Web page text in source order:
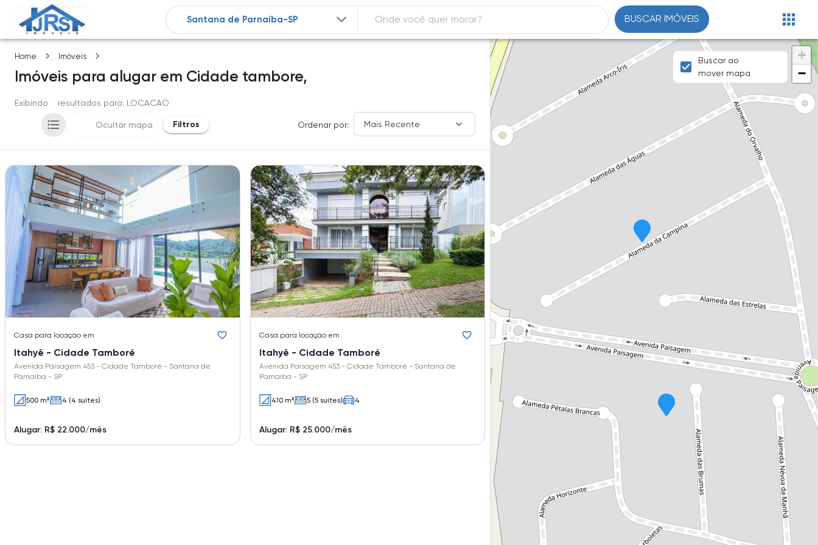
BUSCAR IMÓVEIS
Home Imóveis
Imóveis para alugar em Cidade tambore,
Exibindo resultados para: LOCACAO
Ocultar mapa Filtros Ordenar por: Mais Recente
Casa para locação em
Itahyê - Cidade Tamboré
Avenida Paisagem 453 - Cidade Tamboré - Santana de
Parnaíba - SP
500 m² 4 (4 suítes)
Alugar: R$ 22.000/mês
Casa para locação em
Itahyê - Cidade Tamboré
Avenida Paisagem 453 - Cidade Tamboré - Santana de
Parnaíba - SP
410 m² 5 (5 suítes) 4
Alugar: R$ 25.000/mês
+
−
Buscar ao
mover mapa